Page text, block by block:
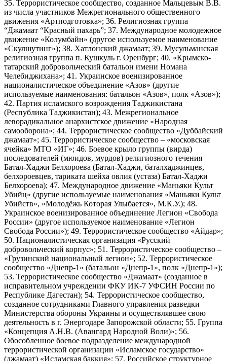
35. Террористическое сообщество, созданное Мальцевым В.В.
из числа участников Межрегионального общественного
движения «Артподготовка»; 36. Религиозная группа
“Джамаат “Красный пахарь”; 37. Международное молодежное
движение «Колумбайн» (другое используемое наименование
«Скулшутинг»); 38. Хатлонский джамаат; 39. Мусульманская
религиозная группа п. Кушкуль г. Оренбург; 40. «Крымско-
татарский добровольческий батальон имени Номана
Челебиджихана»; 41. Украинское военизированное
националистическое объединение «Азов» (другие
используемые наименования: батальон «Азов», полк «Азов»);
42. Партия исламского возрождения Таджикистана
(Республика Таджикистан); 43. Межрегиональное
леворадикальное анархистское движение «Народная
самооборона»; 44. Террористическое сообщество «Дуббайский
джамаат»; 45. Террористическое сообщество – «московская
ячейка» МТО «ИГ»; 46. Боевое крыло группы (вирда)
последователей (мюидов, мурдов) религиозного течения
Батал-Хаджи Белхороева (Батал-Хаджи, баталхаджинцев,
белхороевцев, тариката шейха овлия (устаза) Батал-Хаджи
Белхороева); 47. Международное движение «Маньяки Культ
Убийц» (другие используемые наименования «Маньяки Культ
Убийств», «Молодёжь Которая Улыбается», М.К.У.); 48.
Украинское военизированное объединение Легион «Свобода
России» (другое используемое наименование «Легион
Свобода России»); 49. Террористическое сообщество «Айдар»;
50. Националистическая организация «Русский
добровольческий корпус»; 51. Террористическое сообщество –
«Грузинский национальный легион»; 52. Террористическое
сообщество «Днепр-1» (батальон «Днепр-1», полк «Днепр-1»);
53. Террористическое сообщество «Джамаат» (созданное в
исправительном учреждении ФКУ ИК-7 УФСИН России по
Республике Дагестан); 54. Террористическое сообщество,
созданное сотрудниками Главного управления разведки
Министерства обороны Украины и осуществлявшее свою
деятельность в г. Энергодаре Запорожской области; 55. Группа
«Концепция А.Н.В. (Авангард Народной Воли)»; 56.
Обособленное боевое подразделение международной
террористической организации «Исламское государство»
(джамаат) «Исламская баккия»; 57. Российское структурное